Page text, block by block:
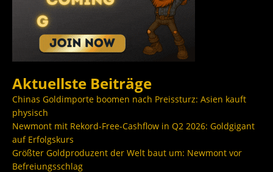
Aktuellste Beiträge
Chinas Goldimporte boomen nach Preissturz: Asien kauft
physisch
Newmont mit Rekord-Free-Cashflow in Q2 2026: Goldgigant
auf Erfolgskurs
Größter Goldproduzent der Welt baut um: Newmont vor
Befreiungsschlag